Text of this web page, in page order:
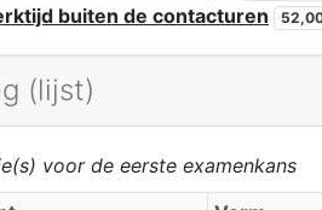
buiten de contacturen
(lijst)
voor de eerste examenkans